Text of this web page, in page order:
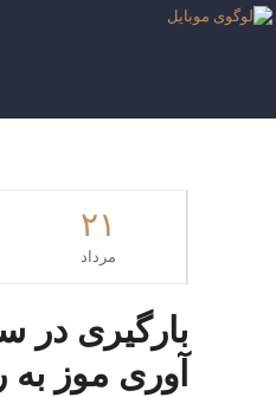
۲۱
مرداد
بارگیری در
آوری موز